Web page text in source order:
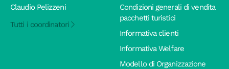
Claudio Pelizzeni
Tutti i coordinatori
Condizioni generali di vendita
pacchetti turistici
Informativa clienti
Informativa Welfare
Modello di Organizzazione